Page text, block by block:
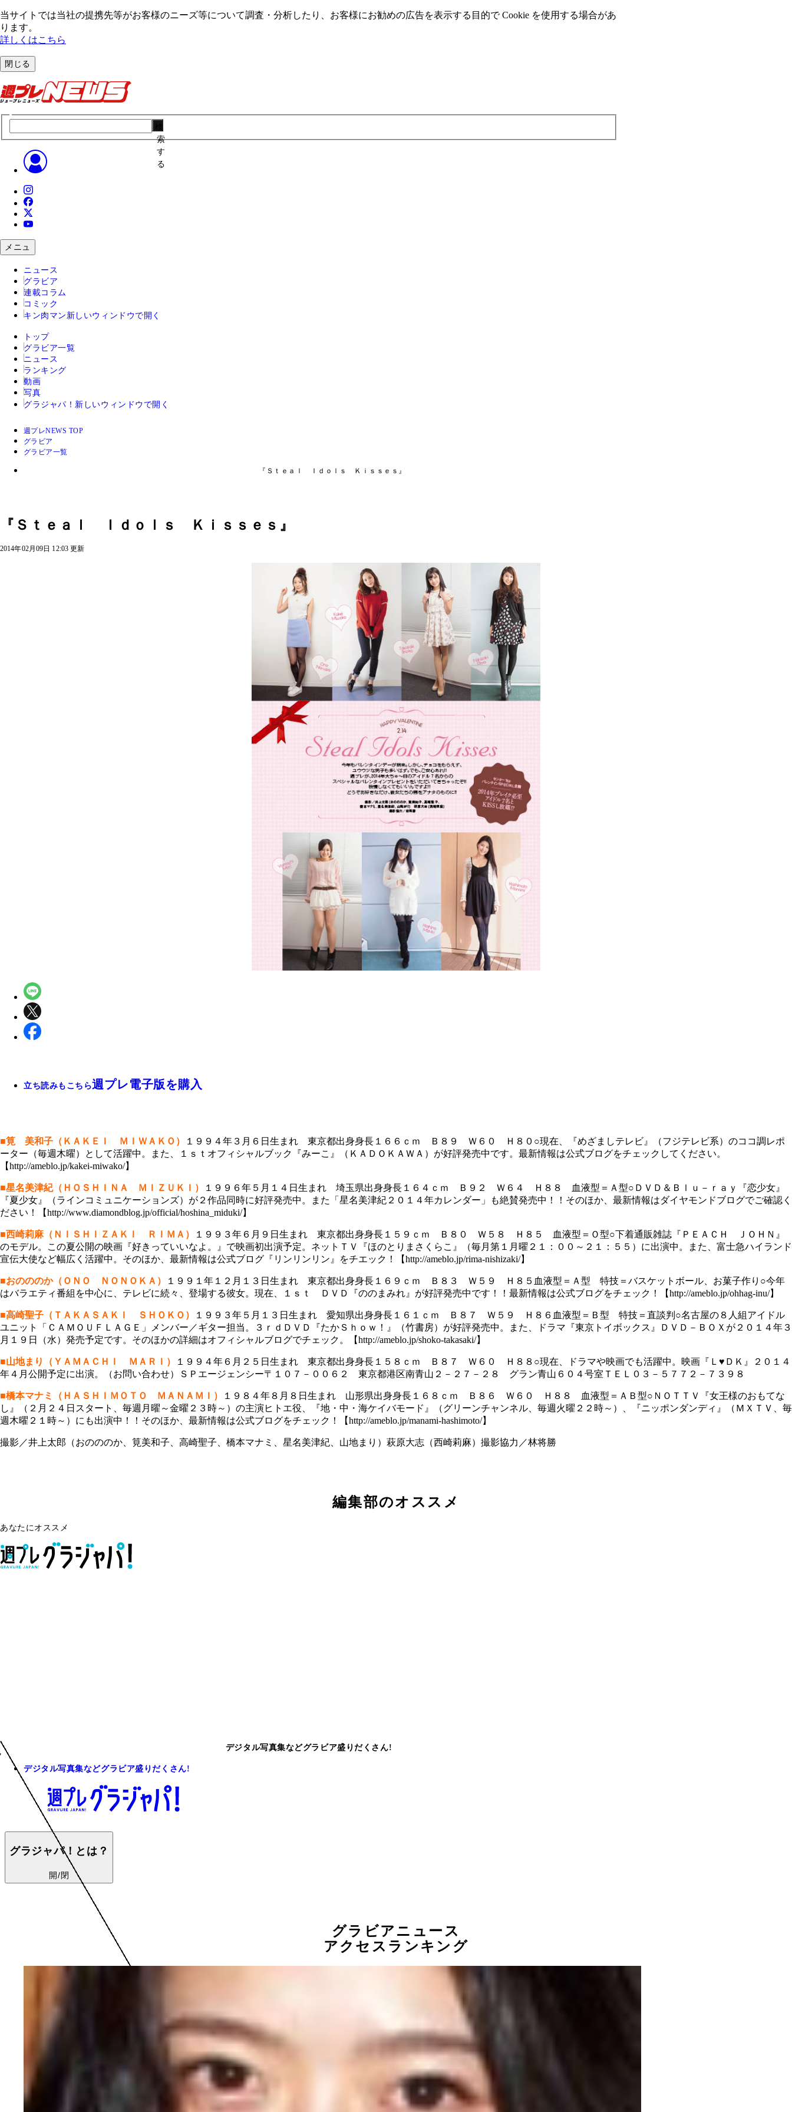
当サイトでは当社の提携先等がお客様のニーズ等について調査・分析したり、お客様にお勧めの広告を表⽰する⽬的で Cookie を使⽤する場合があ
ります。
詳しくはこちら
閉じる
索
す
る
メニュ
ニュース
グラビア
連載コラム
コミック
キン肉マン 新しいウィンドウで開く
トップ
グラビア一覧
ニュース
ランキング
動画
写真
グラジャパ！ 新しいウィンドウで開く
週プレNEWS TOP
グラビア
グラビア一覧
『Ｓｔｅａｌ Ｉｄｏｌｓ Ｋｉｓｓｅｓ』
『Ｓｔｅａｌ Ｉｄｏｌｓ Ｋｉｓｓｅｓ』
2014年02月09日 12:03 更新
立ち読みもこちら週プレ電子版を購入
■筧 美和子（ＫＡＫＥＩ ＭＩＷＡＫＯ）
１９９４年３月６日生まれ 東京都出身身長１６６ｃｍ Ｂ８９ Ｗ６０ Ｈ８０○現在、『めざましテレビ』（フジテレビ系）のココ調レポ
ーター（毎週木曜）として活躍中。また、１ｓｔオフィシャルブック『みーこ』（ＫＡＤＯＫＡＷＡ）が好評発売中です。最新情報は公式ブログをチェックしてください。
【http://ameblo.jp/kakei-miwako/】
■星名美津紀（ＨＯＳＨＩＮＡ ＭＩＺＵＫＩ）
１９９６年５月１４日生まれ 埼玉県出身身長１６４ｃｍ Ｂ９２ Ｗ６４ Ｈ８８ 血液型＝Ａ型○ＤＶＤ＆Ｂｌｕ－ｒａｙ『恋少女』
『夏少女』（ラインコミュニケーションズ）が２作品同時に好評発売中。また「星名美津紀２０１４年カレンダー」も絶賛発売中！！そのほか、最新情報はダイヤモンドブログでご確認く
ださい！【http://www.diamondblog.jp/official/hoshina_miduki/】
■西崎莉麻（ＮＩＳＨＩＺＡＫＩ ＲＩＭＡ）
１９９３年６月９日生まれ 東京都出身身長１５９ｃｍ Ｂ８０ Ｗ５８ Ｈ８５ 血液型＝Ｏ型○下着通販雑誌『ＰＥＡＣＨ ＪＯＨＮ』
のモデル。この夏公開の映画『好きっていいなよ。』で映画初出演予定。ネットＴＶ『ほのとりまさくらこ』（毎月第１月曜２１：００～２１：５５）に出演中。また、富士急ハイランド
宣伝大使など幅広く活躍中。そのほか、最新情報は公式ブログ『リンリンリン』をチエック！【http://ameblo.jp/rima-nishizaki/】
■おのののか（ＯＮＯ ＮＯＮＯＫＡ）
１９９１年１２月１３日生まれ 東京都出身身長１６９ｃｍ Ｂ８３ Ｗ５９ Ｈ８５血液型＝Ａ型 特技＝バスケットボール、お菓子作り○今年
はバラエティ番組を中心に、テレビに続々、登場する彼女。現在、１ｓｔ ＤＶＤ『ののまみれ』が好評発売中です！！最新情報は公式ブログをチェック！【http://ameblo.jp/ohhag-inu/】
■高崎聖子（ＴＡＫＡＳＡＫＩ ＳＨＯＫＯ）
１９９３年５月１３日生まれ 愛知県出身身長１６１ｃｍ Ｂ８７ Ｗ５９ Ｈ８６血液型＝Ｂ型 特技＝直談判○名古屋の８人組アイドル
ユニット「ＣＡＭＯＵＦＬＡＧＥ」メンバー／ギター担当。３ｒｄＤＶＤ『たかＳｈｏｗ！』（竹書房）が好評発売中。また、ドラマ『東京トイボックス』ＤＶＤ－ＢＯＸが２０１４年３
月１９日（水）発売予定です。そのほかの詳細はオフィシャルブログでチェック。【http://ameblo.jp/shoko-takasaki/】
■山地まり（ＹＡＭＡＣＨＩ ＭＡＲＩ）
１９９４年６月２５日生まれ 東京都出身身長１５８ｃｍ Ｂ８７ Ｗ６０ Ｈ８８○現在、ドラマや映画でも活躍中。映画『Ｌ♥ＤＫ』２０１４
年４月公開予定に出演。（お問い合わせ）ＳＰエージェンシー〒１０７－００６２ 東京都港区南青山２－２７－２８ グラン青山６０４号室ＴＥＬ０３－５７７２－７３９８
■橋本マナミ（ＨＡＳＨＩＭＯＴＯ ＭＡＮＡＭＩ）
１９８４年８月８日生まれ 山形県出身身長１６８ｃｍ Ｂ８６ Ｗ６０ Ｈ８８ 血液型＝ＡＢ型○ＮＯＴＴＶ『女王様のおもてな
し』（２月２４日スタート、毎週月曜～金曜２３時～）の主演ヒトエ役、『地・中・海ケイバモード』（グリーンチャンネル、毎週火曜２２時～）、『ニッポンダンディ』（ＭＸＴＶ、毎
週木曜２１時～）にも出演中！！そのほか、最新情報は公式ブログをチェック！【http://ameblo.jp/manami-hashimoto/】
撮影／井上太郎（おのののか、筧美和子、高崎聖子、橋本マナミ、星名美津紀、山地まり）萩原大志（西崎莉麻）撮影協力／林将勝
編集部のオススメ
あなたにオススメ
デジタル写真集などグラビア盛りだくさん!
デジタル写真集などグラビア盛りだくさん!
グラジャパ！とは？
開/閉
グラビアニュース
アクセスランキング